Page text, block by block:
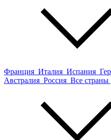
Франция Италия Испания
Австралия Россия Все страны